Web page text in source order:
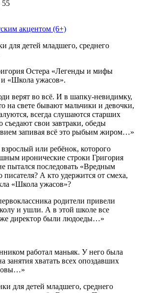
55
для детей младшего, среднего
Остера «Легенды и мифы
и «Школа ужасов».
верят во всё. И в шапку-невидимку,
на свете бывают мальчики и девочки,
всегда слушаются старших
съедают свои завтраки, обеды
запивая всё это рыбьим жиром…»
или ребёнок, которого
иронические строки Григория
пытался последовать «Вредным
писателя? А кто удержится от смеха,
«Школа ужасов»?
родители привели
и ушли. А в этой школе все
директор были людоеды…»
работал маньяк. У него была
занятия хватать всех опоздавших
для детей младшего, среднего